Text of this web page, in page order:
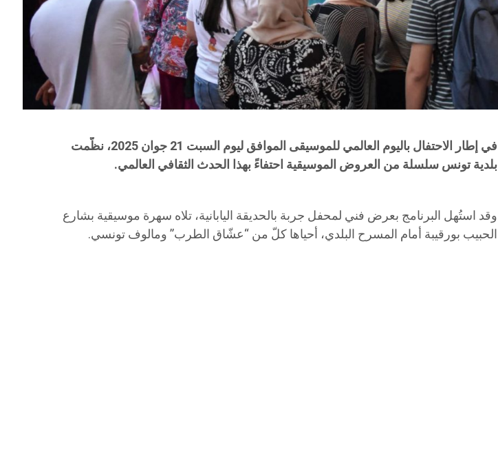
في إطار الاحتفال باليوم العالمي للموسيقى الموافق ليوم السبت 21 جوان 2025، نظّمت
بلدية تونس سلسلة من العروض الموسيقية احتفاءً بهذا الحدث الثقافي العالمي.
وقد استُهل البرنامج بعرض فني لمحفل جربة بالحديقة اليابانية، تلاه سهرة موسيقية بشارع
الحبيب بورقيبة أمام المسرح البلدي، أحياها كلّ من “عشّاق الطرب” ومالوف تونسي.